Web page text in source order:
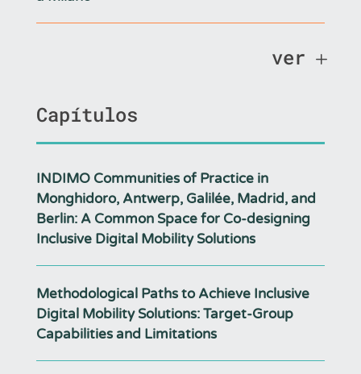
ver
Capítulos
INDIMO Communities of Practice in
Monghidoro, Antwerp, Galilée, Madrid, and
Berlin: A Common Space for Co-designing
Inclusive Digital Mobility Solutions
Methodological Paths to Achieve Inclusive
Digital Mobility Solutions: Target-Group
Capabilities and Limitations